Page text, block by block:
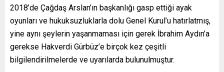
2018’de Çağdaş Arslan’ın başkanlığı gasp ettiği ayak
oyunları ve hukuksuzluklarla dolu Genel Kurul’u hatırlatmış,
yine aynı şeylerin yaşanmaması için gerek İbrahim Aydın’a
gerekse Hakverdi Gürbüz’e birçok kez çeşitli
bilgilendirilmelerde ve uyarılarda bulunulmuştur.